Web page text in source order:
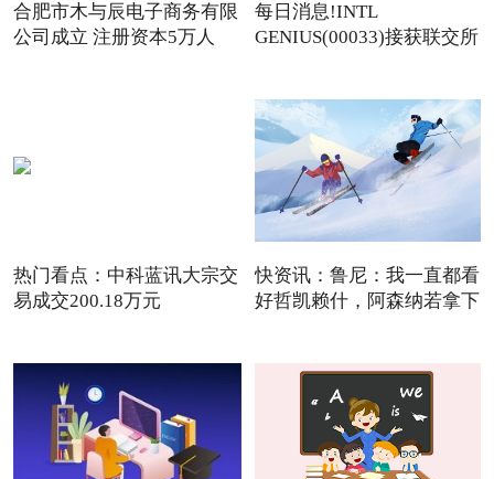
合肥市木与辰电子商务有限
公司成立 注册资本5万人
每日消息!INTL
GENIUS(00033)接获联交所
热门看点：中科蓝讯大宗交
易成交200.18万元
快资讯：鲁尼：我一直都看
好哲凯赖什，阿森纳若拿下